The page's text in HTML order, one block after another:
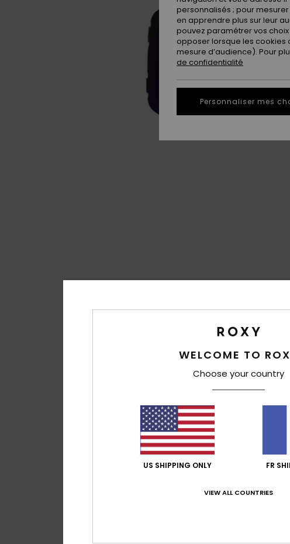
WELCOME TO
Choose your country
US SHIPPING ONLY FR
VIEW ALL COUNTRIES
personnalisés ; pour
en apprendre plus sur leur
pouvez paramétrer vos
opposer lorsque les cookies
mesure d’audience). Pour
de confidentialité
Personnaliser mes